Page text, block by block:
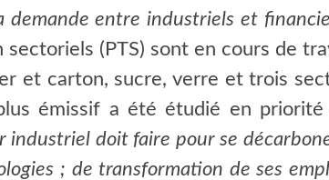
entre industriels et
sectoriels (PTS) sont en cours de
et carton, sucre, verre et trois
émissif a été étudié en priorité
doit faire pour se
; de transformation de ses